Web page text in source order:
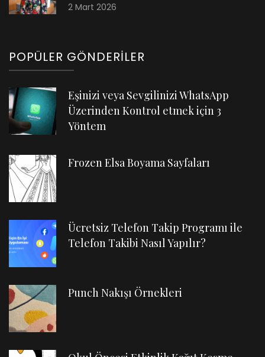
2 Mart 2026
POPÜLER GÖNDERILER
Eşinizi veya Sevgilinizi WhatsApp
Üzerinden Kontrol etmek için 3
Yöntem
Frozen Elsa Boyama Sayfaları
Ücretsiz Telefon Takip Programı ile
Telefon Takibi Nasıl Yapılır?
Punch Nakışı Örnekleri